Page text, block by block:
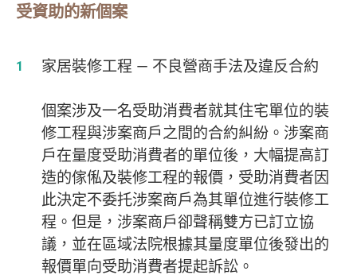
受資助的新個案
家居裝修工程 — 不良營商手法及違反合約
個案涉及一名受助消費者就其住宅單位的裝
修工程與涉案商戶之間的合約糾紛。涉案商
戶在量度受助消費者的單位後，大幅提高訂
造的傢俬及裝修工程的報價，受助消費者因
此決定不委托涉案商戶為其單位進行裝修工
程。但是，涉案商戶卻聲稱雙方已訂立協
議，並在區域法院根據其量度單位後發出的
報價單向受助消費者提起訴訟。